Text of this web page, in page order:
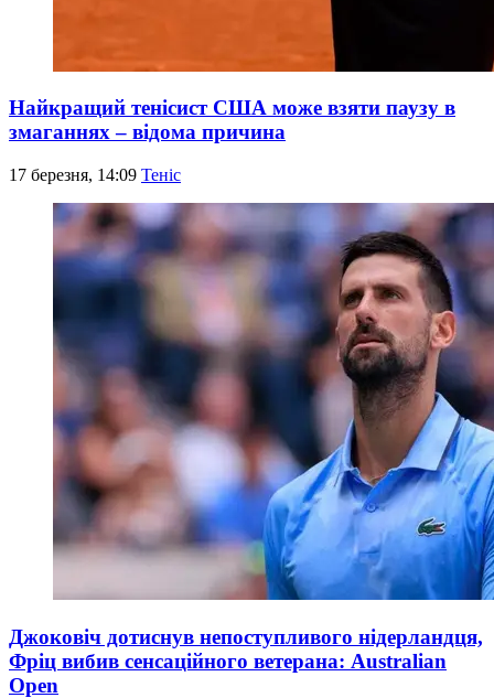
Найкращий тенісист США може взяти паузу в
змаганнях – відома причина
17 березня, 14:09 Теніс
Джоковіч дотиснув непоступливого нідерландця,
Фріц вибив сенсаційного ветерана: Australian
Open